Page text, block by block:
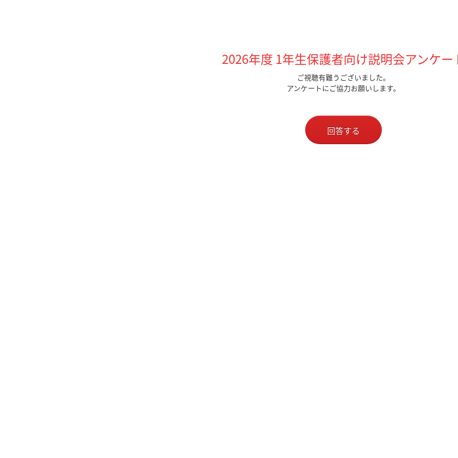
2026年度 1年生保護者向け説明会アンケー
ご視聴有難うございました。
アンケートにご協力お願いします。
回答する